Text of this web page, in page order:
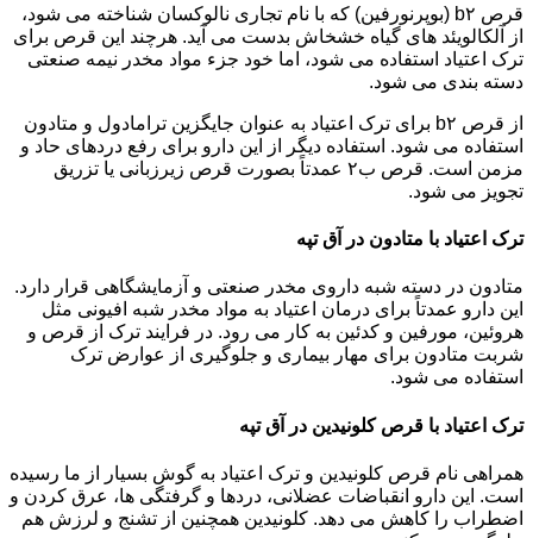
قرص b۲ (بوپرنورفین) که با نام تجاری نالوکسان شناخته می شود،
از آلکالویئد های گیاه خشخاش بدست می آید. هرچند این قرص برای
ترک اعتیاد استفاده می شود، اما خود جزء مواد مخدر نیمه صنعتی
دسته بندی می شود.
از قرص b۲ برای ترک اعتیاد به عنوان جایگزین ترامادول و متادون
استفاده می شود. استفاده دیگر از این دارو برای رفع دردهای حاد و
مزمن است. قرص ب۲ عمدتاً بصورت قرص زیرزبانی یا تزریق
تجویز می شود.
ترک اعتیاد با متادون در آق تپه
متادون در دسته شبه داروی مخدر صنعتی و آزمایشگاهی قرار دارد.
این دارو عمدتاً برای درمان اعتیاد به مواد مخدر شبه افیونی مثل
هروئین، مورفین و کدئین به کار می رود. در فرایند ترک از قرص و
شربت متادون برای مهار بیماری و جلوگیری از عوارض ترک
استفاده می شود.
ترک اعتیاد با قرص کلونیدین در آق تپه
همراهی نام قرص کلونیدین و ترک اعتیاد به گوش بسیار از ما رسیده
است. این دارو انقباضات عضلانی، دردها و گرفتگی ها، عرق کردن و
اضطراب را کاهش می دهد. کلونیدین همچنین از تشنج و لرزش هم